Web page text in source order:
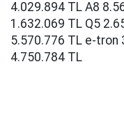
4.029.894 TL A8
1.632.069 TL Q5
5.570.776 TL e-tron
4.750.784 TL